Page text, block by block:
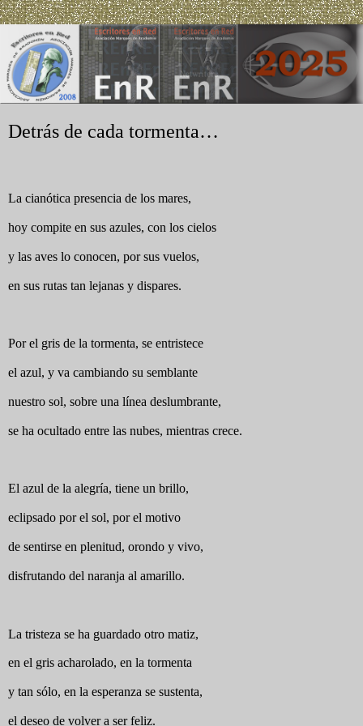
Detrás de cada tormenta…
La cianótica presencia de los mares,
hoy compite en sus azules, con los cielos
y las aves lo conocen, por sus vuelos,
en sus rutas tan lejanas y dispares.
Por el gris de la tormenta, se entristece
el azul, y va cambiando su semblante
nuestro sol, sobre una línea deslumbrante,
se ha ocultado entre las nubes, mientras crece.
El azul de la alegría, tiene un brillo,
eclipsado por el sol, por el motivo
de sentirse en plenitud, orondo y vivo,
disfrutando del naranja al amarillo.
La tristeza se ha guardado otro matiz,
en el gris acharolado, en la tormenta
y tan sólo, en la esperanza se sustenta,
el deseo de volver a ser feliz.